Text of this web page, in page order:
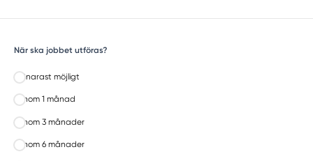
När ska jobbet utföras?
Snarast möjligt
Inom 1 månad
Inom 3 månader
Inom 6 månader